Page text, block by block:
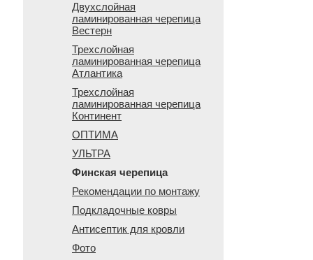
Двухслойная
ламинированная черепица
Вестерн
Трехслойная
ламинированная черепица
Атлантика
Трехслойная
ламинированная черепица
Континент
ОПТИМА
УЛЬТРА
Финская черепица
Рекомендации по монтажу
Подкладочные ковры
Антисептик для кровли
Фото